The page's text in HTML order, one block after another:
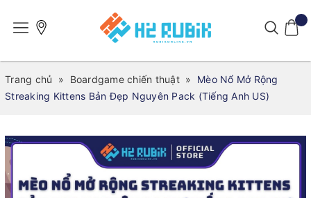
Trang chủ » Boardgame chiến thuật »
Mèo Nổ Mở Rộng
Streaking Kittens Bản Đẹp Nguyên Pack (Tiếng Anh US)